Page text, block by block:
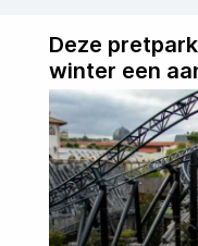
Deze
winter een